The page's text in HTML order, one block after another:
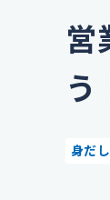
営
う
身だ